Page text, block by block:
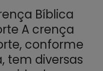
Bíblica
A crença
conforme
tem diversas